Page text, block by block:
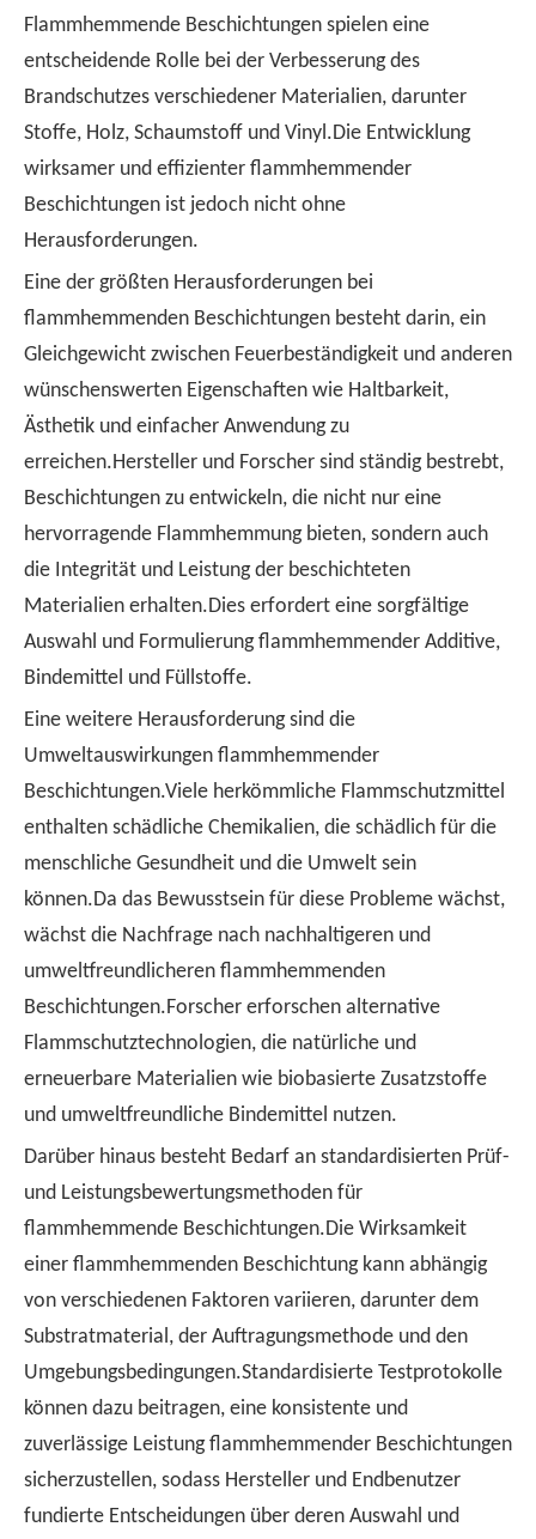
Flammhemmende Beschichtungen spielen eine
entscheidende Rolle bei der Verbesserung des
Brandschutzes verschiedener Materialien, darunter
Stoffe, Holz, Schaumstoff und Vinyl.Die Entwicklung
wirksamer und effizienter flammhemmender
Beschichtungen ist jedoch nicht ohne
Herausforderungen.
Eine der größten Herausforderungen bei
flammhemmenden Beschichtungen besteht darin, ein
Gleichgewicht zwischen Feuerbeständigkeit und anderen
wünschenswerten Eigenschaften wie Haltbarkeit,
Ästhetik und einfacher Anwendung zu
erreichen.Hersteller und Forscher sind ständig bestrebt,
Beschichtungen zu entwickeln, die nicht nur eine
hervorragende Flammhemmung bieten, sondern auch
die Integrität und Leistung der beschichteten
Materialien erhalten.Dies erfordert eine sorgfältige
Auswahl und Formulierung flammhemmender Additive,
Bindemittel und Füllstoffe.
Eine weitere Herausforderung sind die
Umweltauswirkungen flammhemmender
Beschichtungen.Viele herkömmliche Flammschutzmittel
enthalten schädliche Chemikalien, die schädlich für die
menschliche Gesundheit und die Umwelt sein
können.Da das Bewusstsein für diese Probleme wächst,
wächst die Nachfrage nach nachhaltigeren und
umweltfreundlicheren flammhemmenden
Beschichtungen.Forscher erforschen alternative
Flammschutztechnologien, die natürliche und
erneuerbare Materialien wie biobasierte Zusatzstoffe
und umweltfreundliche Bindemittel nutzen.
Darüber hinaus besteht Bedarf an standardisierten Prüf-
und Leistungsbewertungsmethoden für
flammhemmende Beschichtungen.Die Wirksamkeit
einer flammhemmenden Beschichtung kann abhängig
von verschiedenen Faktoren variieren, darunter dem
Substratmaterial, der Auftragungsmethode und den
Umgebungsbedingungen.Standardisierte Testprotokolle
können dazu beitragen, eine konsistente und
zuverlässige Leistung flammhemmender Beschichtungen
sicherzustellen, sodass Hersteller und Endbenutzer
fundierte Entscheidungen über deren Auswahl und